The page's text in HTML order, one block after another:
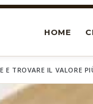
HOME
E TROVARE IL VALORE